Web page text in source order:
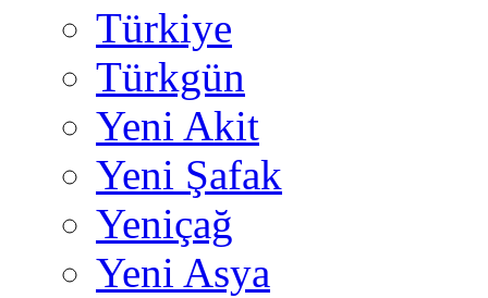
Türkiye
Türkgün
Yeni Akit
Yeni Şafak
Yeniçağ
Yeni Asya